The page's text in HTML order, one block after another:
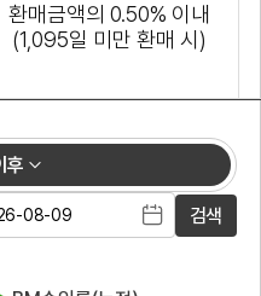
환매금액의 0.50% 이내
(1,095일 미만 환매 시)
후
검색